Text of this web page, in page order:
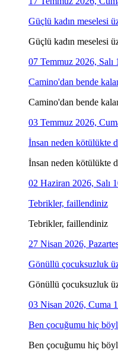
Güçlü kadın meselesi
Güçlü kadın meselesi
07 Temmuz 2026, Salı
Camino'dan bende
Camino'dan bende
03 Temmuz 2026,
İnsan neden kötülükte
İnsan neden kötülükte
02 Haziran 2026, Salı
Tebrikler, faillendiniz
Tebrikler, faillendiniz
27 Nisan 2026,
Gönüllü çocuksuzluk
Gönüllü çocuksuzluk
03 Nisan 2026, Cuma
Ben çocuğumu hiç
Ben çocuğumu hiç